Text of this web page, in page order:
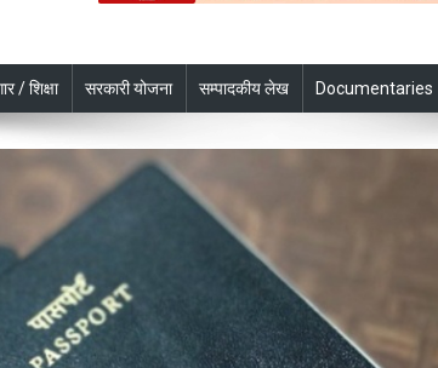
/ शिक्षा सरकारी योजना सम्पादकीय लेख Documentaries